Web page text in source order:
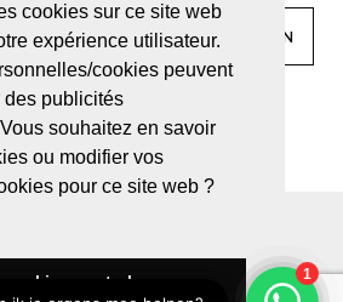
cookies sur ce site web
expérience utilisateur.
cookies peuvent
des publicités
souhaitez en savoir
ou modifier vos
pour ce site web ?
cookies sont ok
linkedin